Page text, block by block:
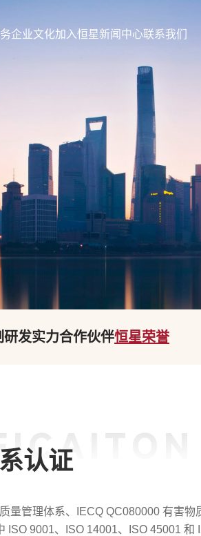
企业文化加入恒星新闻中心联系我们
研发实力合作伙伴恒星荣誉
认证
管理体系、IECQ QC080000 有害物
9001、ISO 14001、ISO 45001